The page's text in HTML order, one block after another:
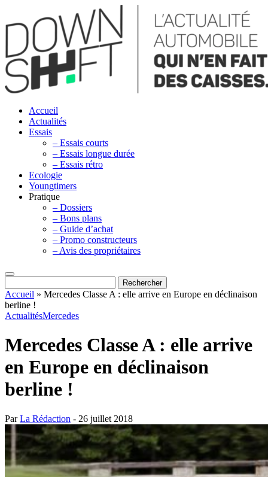
Accueil
Actualités
Essais
– Essais courts
– Essais longue durée
– Essais rétro
Ecologie
Youngtimers
Pratique
– Dossiers
– Bons plans
– Guide d’achat
– Promo constructeurs
– Avis des propriétaires
Accueil » Mercedes Classe A : elle arrive en Europe en déclinaison
berline !
ActualitésMercedes
Mercedes Classe A : elle arrive
en Europe en déclinaison
berline !
ParLa Rédaction - 26 juillet 2018